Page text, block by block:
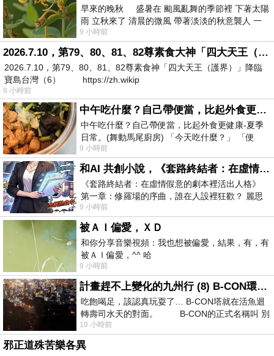
早來的晚秋 盛暑在 颱風亂舞的季節裡 下著太陽
雨 立秋來了 清晨的微風 帶著淡淡的秋意襲人 一
下子 又被赤
9 小時前
2026.7.10，第79、80、81、82尊素食大神「四大天王（護界）」降臨寶島台灣（6）
2026.7.10，第79、80、81、82尊素食神「四大天王（護界）」降臨
寶島台灣（6） https://zh.wikip
9 小時前
中午吃什麼？自己帶便當，比起外食更健康-夏季日常。(舞動馬尾廚房)
中午吃什麼？自己帶便當，比起外食更健康-夏季
日常。(舞動馬尾廚房) 「今天吃什麼？」 「便
當？麵？還是炒飯？」 每天都在選擇
9 小時前
和AI 共創小說，《套路終結者：在虛情假意的劇本裡活出人格》
《套路終結者：在虛情假意的劇本裡活出人格》
第一章：修羅場的序曲，誰在人設裡狂歡？ 麗思
卡爾頓酒店的總統套房內，燈光昏
9 小時前
被ＡＩ偏愛，ＸＤ
和你分享音樂視頻：我也想被偏愛，結果，有，有
被ＡＩ偏愛，^^ 哈
9 小時前
計畫趕不上變化的九州行 (8) B-CON環球塔
吃飽喝足，該認真玩耍了… B-CON塔就在活魚迴
轉壽司水天的對面。 B-CON的正式名稱叫 別
10 小時前
邪正道殊苦樂各異